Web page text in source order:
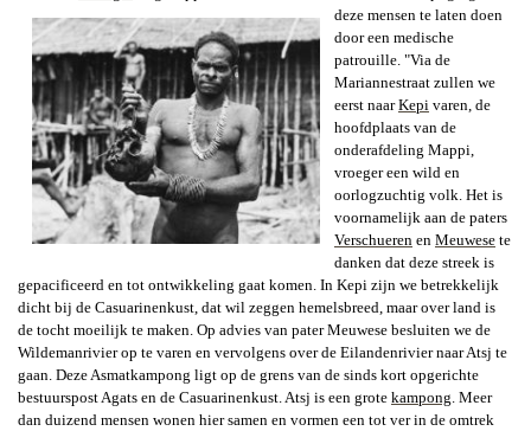
deze mensen te laten doen
door een medische
patrouille. "Via de
Mariannestraat zullen we
eerst naarKepi varen, de
hoofdplaats van de
onderafdeling Mappi,
vroeger een wild en
oorlogzuchtig volk. Het is
voornamelijk aan de paters
Verschueren en Meuwese te
danken dat deze streek is
gepacificeerd en tot ontwikkeling gaat komen. In Kepi zijn we betrekkelijk
dicht bij de Casuarinenkust, dat wil zeggen hemelsbreed, maar over land is
de tocht moeilijk te maken. Op advies van pater Meuwese besluiten we de
Wildemanrivier op te varen en vervolgens over de Eilandenrivier naar Atsj te
gaan. Deze Asmatkampong ligt op de grens van de sinds kort opgerichte
bestuurspost Agats en de Casuarinenkust. Atsj is een grote kampong Meer
dan duizend mensen wonen hier samen en vormen een tot ver in de omtrek